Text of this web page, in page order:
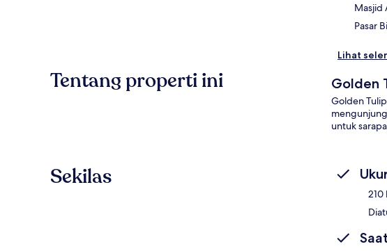
Masjid
Pasar
Lihat
Tentang properti ini Golden
Golden
untuk
Sekilas
210